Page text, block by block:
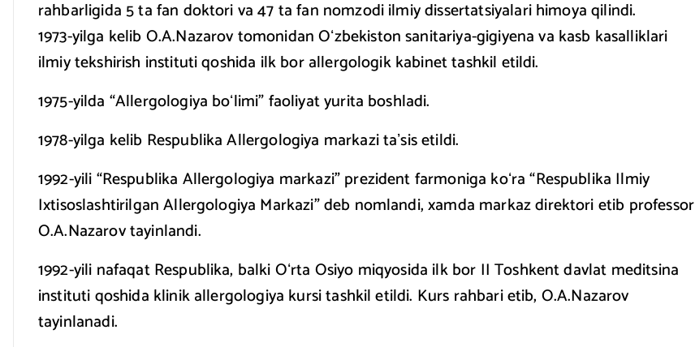
rahbarligida 5 ta fan doktori va 47 ta fan nomzodi ilmiy dissertatsiyalari himoya qilindi.
1973-yilga kelib O.A.Nazarov tomonidan Oʻzbekiston sanitariya-gigiyena va kasb kasalliklari
ilmiy tekshirish instituti qoshida ilk bor allergologik kabinet tashkil etildi.
1975-yilda “Allergologiya boʻlimi” faoliyat yurita boshladi.
1978-yilga kelib Respublika Allergologiya markazi taʼsis etildi.
1992-yili “Respublika Allergologiya markazi” prezident farmoniga koʻra “Respublika Ilmiy
Ixtisoslashtirilgan Allergologiya Markazi” deb nomlandi, xamda markaz direktori etib professor
O.A.Nazarov tayinlandi.
1992-yili nafaqat Respublika, balki Oʻrta Osiyo miqyosida ilk bor II Toshkent davlat meditsina
instituti qoshida klinik allergologiya kursi tashkil etildi. Kurs rahbari etib, O.A.Nazarov
tayinlanadi.